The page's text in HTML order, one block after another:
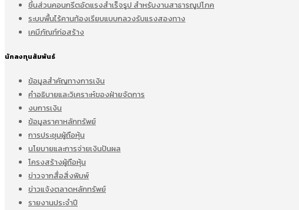
ชิ้นส่วนคอนกรีตอัดแรงสำเร็จรูป สำหรับงานสาธารณูปโภค
ระบบพื้นไร้คานท้องเรียบแบบกลวงรับแรงสองทาง
เคมีภัณฑ์ก่อสร้าง
นักลงทุนสัมพันธ์
ข้อมูลสำคัญทางการเงิน
คำอธิบายและวิเคราะห์ของฝ่ายจัดการ
งบการเงิน
ข้อมูลราคาหลักทรัพย์
การประชุมผู้ถือหุ้น
นโยบายและการจ่ายเงินปันผล
โครงสร้างผู้ถือหุ้น
ข่าวจากสื่อสิ่งพิมพ์
ข่าวแจ้งตลาดหลักทรัพย์
รายงานประจำปี